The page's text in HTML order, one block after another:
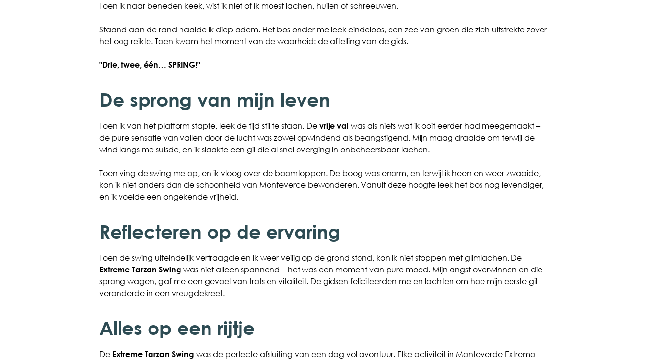
Toen ik naar beneden keek, wist ik niet of ik moest lachen, huilen of schreeuwen.
Staand aan de rand haalde ik diep adem. Het bos onder me leek eindeloos, een zee van groen die zich uitstrekte zover
het oog reikte. Toen kwam het moment van de waarheid: de aftelling van de gids.
"Drie, twee, één… SPRING!"
De sprong van mijn leven
Toen ik van het platform stapte, leek de tijd stil te staan. De vrije val was als niets wat ik ooit eerder had meegemaakt –
de pure sensatie van vallen door de lucht was zowel opwindend als beangstigend. Mijn maag draaide om terwijl de
wind langs me suisde, en ik slaakte een gil die al snel overging in onbeheersbaar lachen.
Toen ving de swing me op, en ik vloog over de boomtoppen. De boog was enorm, en terwijl ik heen en weer zwaaide,
kon ik niet anders dan de schoonheid van Monteverde bewonderen. Vanuit deze hoogte leek het bos nog levendiger,
en ik voelde een ongekende vrijheid.
Reflecteren op de ervaring
Toen de swing uiteindelijk vertraagde en ik weer veilig op de grond stond, kon ik niet stoppen met glimlachen. De
Extreme Tarzan Swing was niet alleen spannend – het was een moment van pure moed. Mijn angst overwinnen en die
sprong wagen, gaf me een gevoel van trots en vitaliteit. De gidsen feliciteerden me en lachten om hoe mijn eerste gil
veranderde in een vreugdekreet.
Alles op een rijtje
De Extreme Tarzan Swing was de perfecte afsluiting van een dag vol avontuur. Elke activiteit in Monteverde Extremo